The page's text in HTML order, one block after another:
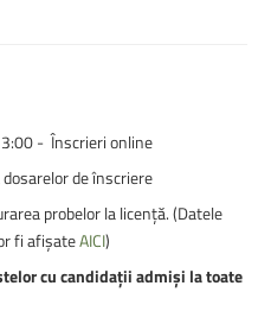
- Înscrieri online
de înscriere
probelor la licență. (Datele
fi afișateAICI)
cu candidații admiși la toate